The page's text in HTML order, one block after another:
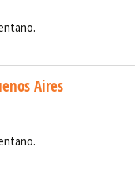
Aires